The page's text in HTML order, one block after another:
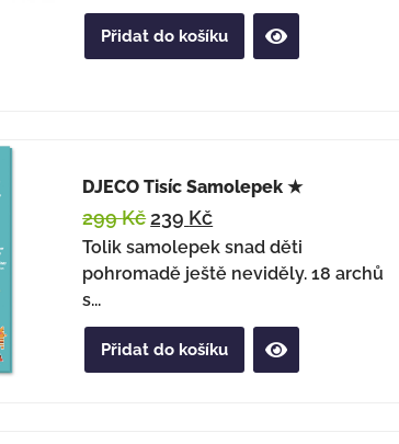
Přidat do košíku
DJECO Tisíc Samolepek ★
299Kč239 Kč
Tolik samolepek snad děti
pohromadě ještě neviděly. 18 archů
s...
Přidat do košíku